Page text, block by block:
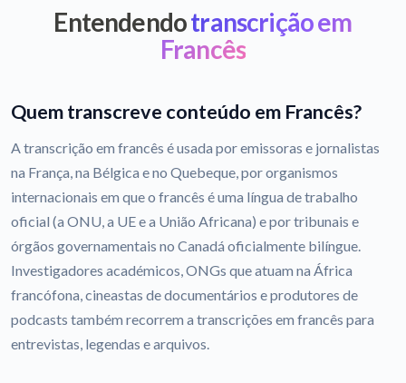
Entendendotranscrição em
Francês
Quem transcreve conteúdo em Francês?
A transcrição em francês é usada por emissoras e jornalistas
na França, na Bélgica e no Quebeque, por organismos
internacionais em que o francês é uma língua de trabalho
oficial (a ONU, a UE e a União Africana) e por tribunais e
órgãos governamentais no Canadá oficialmente bilíngue.
Investigadores académicos, ONGs que atuam na África
francófona, cineastas de documentários e produtores de
podcasts também recorrem a transcrições em francês para
entrevistas, legendas e arquivos.